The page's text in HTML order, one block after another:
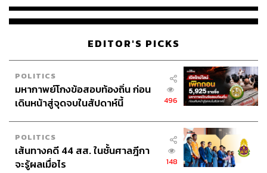
EDITOR'S PICKS
POLITICS
มหากาพย์โกงข้อสอบท้องถิ่น ก่อน
เดินหน้าสู่จุดจบในสัปดาห์นี้
496
POLITICS
เส้นทางคดี 44 สส. ในชั้นศาลฎีกา
จะรู้ผลเมื่อไร
148